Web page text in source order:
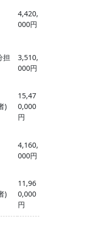
4,420,
000円
担
3,510,
000円
)
15,47
0,000
円
4,160,
000円
)
11,96
0,000
円